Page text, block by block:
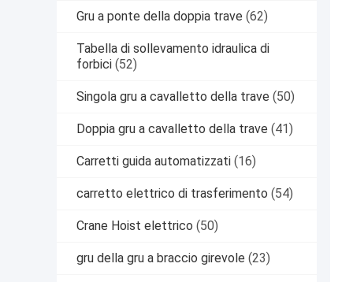
Gru a ponte della doppia trave (62)
Tabella di sollevamento idraulica di
forbici (52)
Singola gru a cavalletto della trave (50)
Doppia gru a cavalletto della trave (41)
Carretti guida automatizzati (16)
carretto elettrico di trasferimento (54)
Crane Hoist elettrico (50)
gru della gru a braccio girevole (23)